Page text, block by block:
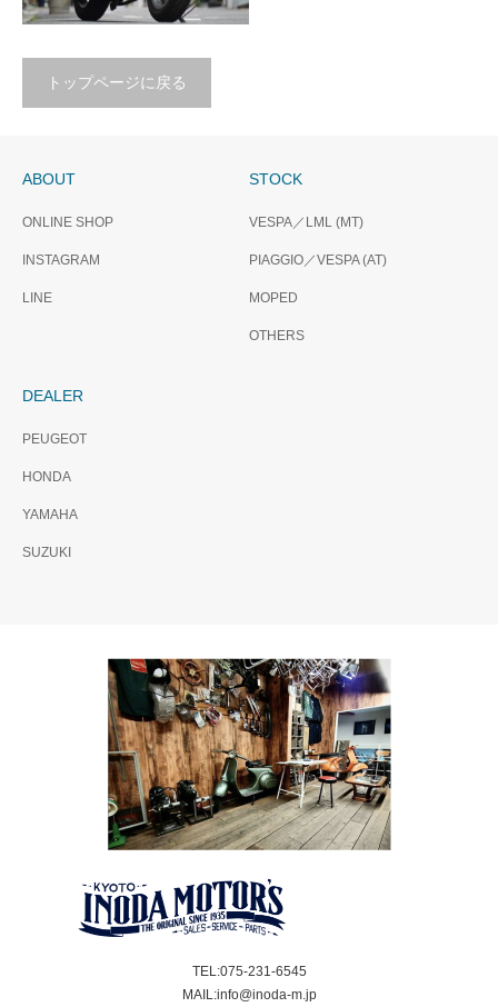
トップページに戻る
ABOUT
ONLINE SHOP
INSTAGRAM
LINE
STOCK
VESPA／LML (MT)
PIAGGIO／VESPA (AT)
MOPED
OTHERS
DEALER
PEUGEOT
HONDA
YAMAHA
SUZUKI
TEL:075-231-6545
MAIL:info@inoda-m.jp